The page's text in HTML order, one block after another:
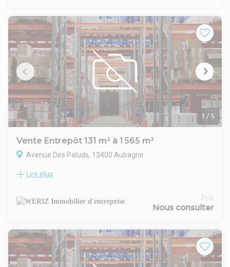
résistante à 3T/m², est complétée par une porte
sectionnelle, un accès VL, et deux WC H/F.
1 / 5
Vente Entrepôt 131 m² à 1 565 m²
Avenue Des Paluds, 13400 Aubagne
WERIZ, acteur indépendant et local du marché de
Provence vous propose à la vente un local d'activité d'une
surface de 1 565 m² dont 790 m² d'entrepôt en RDC.
un terrain d'environ 1500 m² est disponible à l'arrière du
bâtiment.
Lire plus
Prix
Nous consulter